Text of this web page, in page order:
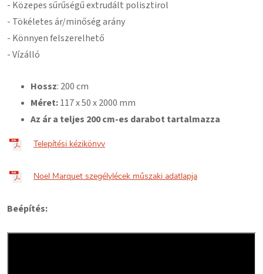
- Közepes sűrűségű extrudált polisztirol
- Tökéletes ár/minőség arány
- Könnyen felszerelhető
- Vízálló
Hossz: 200 cm
Méret:117x 50 x 2000 mm
Az ár a teljes 200 cm-es darabot tartalmazza
Telepítési kézikönyv
Noel Marquet szegélylécek műszaki adatlapja
Beépítés: